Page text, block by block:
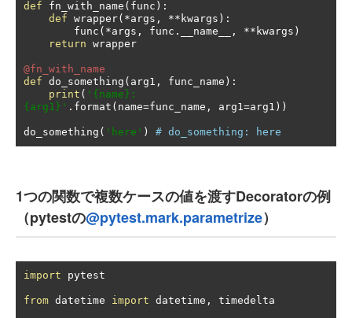
def fn_with_name ( func ):
def wrapper(*args , ** kwargs ):
        func
(*args , func . __name__ , ** kwargs )
return wrapper
@fn_with_name
def do_something ( arg1 , func_name ):
print ( '{name}:
{arg1}' . format ( name=func_name , arg1 =arg1 ))
do_something ( 'here' ) # do_something: here
1つの関数で複数ケースの値を渡すDecoratorの例
（pytestの@pytest.mark.parametrize）
import pytest
from datetime import datetime , timedelta